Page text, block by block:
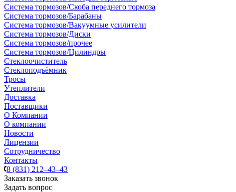
Система тормозов/Скоба переднего тормоза
Система тормозов/Барабаны
Система тормозов/Вакуумные усилители
Система тормозов/Диски
Система тормозов/прочее
Система тормозов/Цилиндры
Стеклоочиститель
Стеклоподъёмник
Тросы
Утеплители
Доставка
Поставщики
О Компании
О компании
Новости
Лицензии
Сотрудничество
Контакты
8 (831) 212–43–43
Заказать звонок
Задать вопрос